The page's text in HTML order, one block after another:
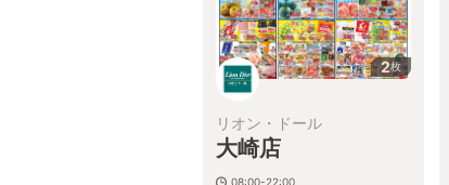
2枚
リオン・ドール
大崎店
08:00-22:00